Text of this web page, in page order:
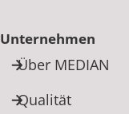
Unternehmen
Über MEDIAN
Qualität